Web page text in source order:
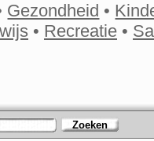
Gezondheid •
• Recreatie •
Zoeken